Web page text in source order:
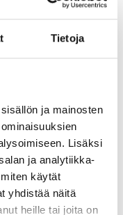
Tietoja
ja mainosten
Lisäksi
ja analytiikka-
käytät
yhdistää näitä
heille tai joita on
Kasken ikkunoihin